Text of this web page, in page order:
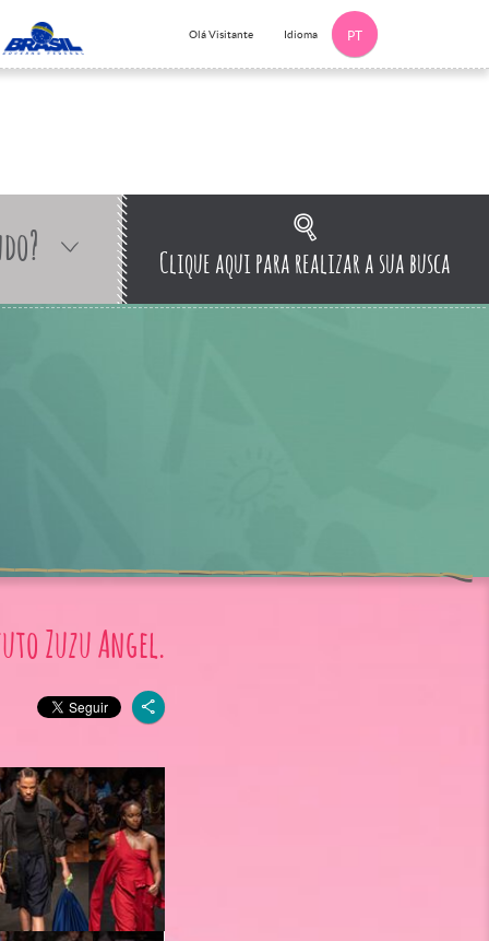
Olá Visitante Idioma PT
Clique aqui para realizar a sua busca
Zuzu Angel.